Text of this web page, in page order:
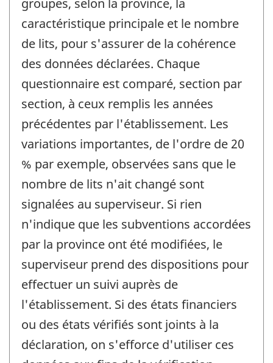
caractéristique principale et le nombre
de lits, pour s'assurer de la cohérence
des données déclarées. Chaque
questionnaire est comparé, section par
section, à ceux remplis les années
précédentes par l'établissement. Les
variations importantes, de l'ordre de 20
% par exemple, observées sans que le
nombre de lits n'ait changé sont
signalées au superviseur. Si rien
n'indique que les subventions accordées
par la province ont été modifiées, le
superviseur prend des dispositions pour
effectuer un suivi auprès de
l'établissement. Si des états financiers
ou des états vérifiés sont joints à la
déclaration, on s'efforce d'utiliser ces